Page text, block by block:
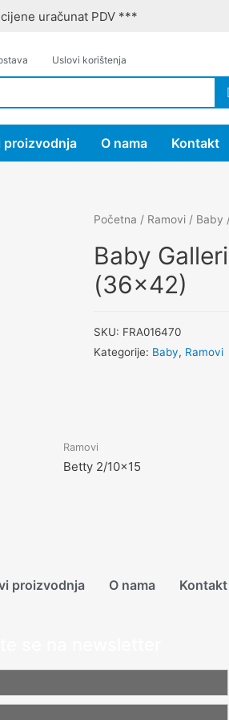
uračunat PDV ***
Uslovi korištenja
proizvodnja O nama Kontakt
Početna / Ramovi / Baby
Baby
(36×42)
SKU: FRA016470
Kategorije: Baby, Ramovi
Ramovi
Betty 2/10×15
proizvodnja O nama Kontakt